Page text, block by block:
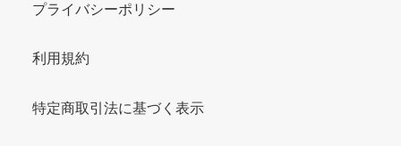
プライバシーポリシー
利用規約
特定商取引法に基づく表示